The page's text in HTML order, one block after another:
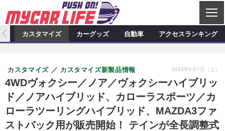
C
L
S
カーオーディオ
プロショップ検索
カーオーディオニュース デモカー製作記
その他
カスタマイズ特集記事 カスタマイズ新製品情報
カスタマイズニュース
カーグッズ
カーグッズ特集記事 カーグッズ新製品情報
カーグッズニュース
自動車
ニュース 試乗記
アクセスランキング
カスタマイズ カーグッズ 自動車 アクセスランキング
4WDヴォクシー／ノア／ヴォクシーハイブリッ
ド／ノアハイブリッド、カローラスポーツ／カ
ローラツーリングハイブリッド、MAZDA3ファ
ストバック用が販売開始！ テインが全長調整式
カスタマイズ カスタマイズ新製品情報 2023年4月1日（土）